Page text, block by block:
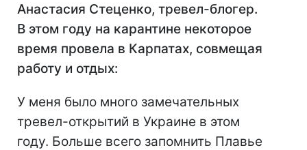
Анастасия Стеценко, тревел-блогер.
В этом году на карантине некоторое
время провела в Карпатах, совмещая
работу и отдых:
У меня было много замечательных
тревел-открытий в Украине в этом
году. Больше всего запомнить Плавье